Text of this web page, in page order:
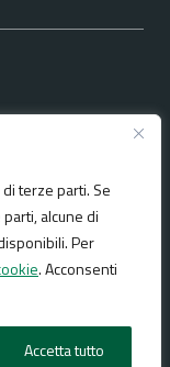
terze parti. Se
alcune di
Per
. Acconsenti
Accetta tutto